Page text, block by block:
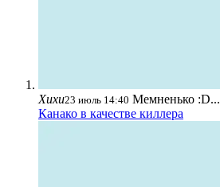
Хихи23 июль 14:40 Мемненько :D...
Канако в качестве киллера